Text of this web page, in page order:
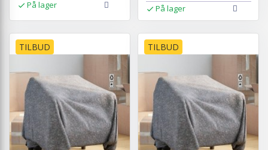
På lager På lager
TILBUD TILBUD